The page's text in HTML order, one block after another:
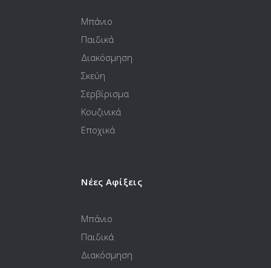
Μπάνιο
Παιδικά
Διακόσμηση
Σκεύη
Σερβίρισμα
Κουζινικά
Εποχικά
Νέες Αφίξεις
Μπάνιο
Παιδικά
Διακόσμηση